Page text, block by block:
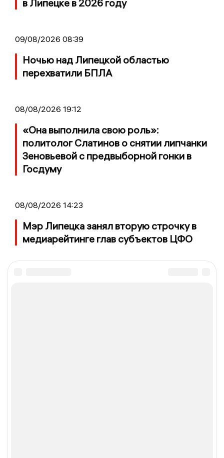
в Липецке в 2026 году
09/08/2026 08:39
Ночью над Липецкой областью
перехватили БПЛА
08/08/2026 19:12
«Она выполнила свою роль»:
политолог Слатинов о снятии липчанки
Зеновьевой с предвыборной гонки в
Госдуму
08/08/2026 14:23
Мэр Липецка занял вторую строчку в
медиарейтинге глав субъектов ЦФО